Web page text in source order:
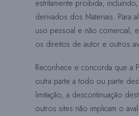
estritamente proibida,
derivados dos Materiais. Para
uso pessoal e não comercial,
os direitos de autor e outros
Reconhece e concorda que a
outra parte a todo ou parte
limitação, a descontinuação
outros sites não implicam o